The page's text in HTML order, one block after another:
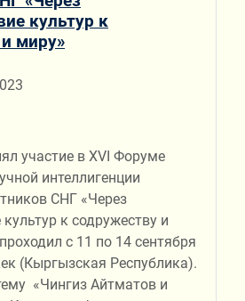
культур к
миру»
участие в XVI Форуме
интеллигенции
СНГ «Через
к содружеству и
с 11 по 14 сентября
(Кыргызская Республика).
«Чингиз Айтматов и